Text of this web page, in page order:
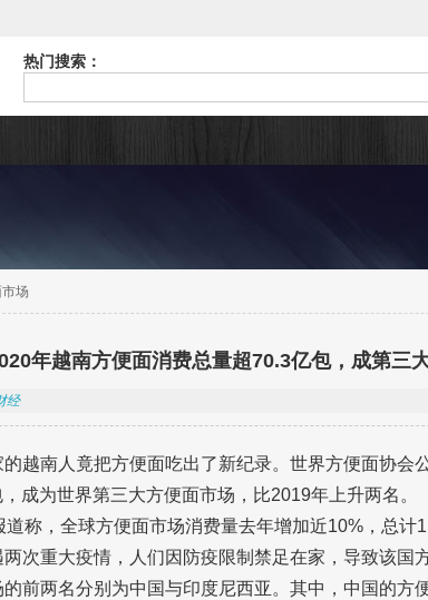
热门搜索：
场
年越南方便面消费总量超70.3亿包，成第三
经
越南人竟把方便面吃出了新纪录。世界方便面协会
成为世界第三大方便面市场，比2019年上升两名。
道称，全球方便面市场消费量去年增加近10%，总计
次重大疫情，人们因防疫限制禁足在家，导致该国
前两名分别为中国与印度尼西亚。其中，中国的方